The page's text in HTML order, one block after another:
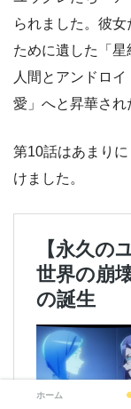
られました。彼
ために遺した「星
人間とアンドロ
愛」へと昇華され
第10話はあまり
けました。
ホーム